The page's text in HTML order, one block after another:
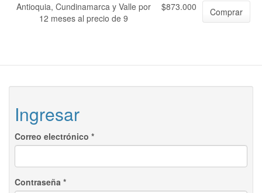
Antioquia, Cundinamarca y Valle por
12 meses al precio de 9
$873.000 Comprar
Ingresar
Correo electrónico *
Contraseña *